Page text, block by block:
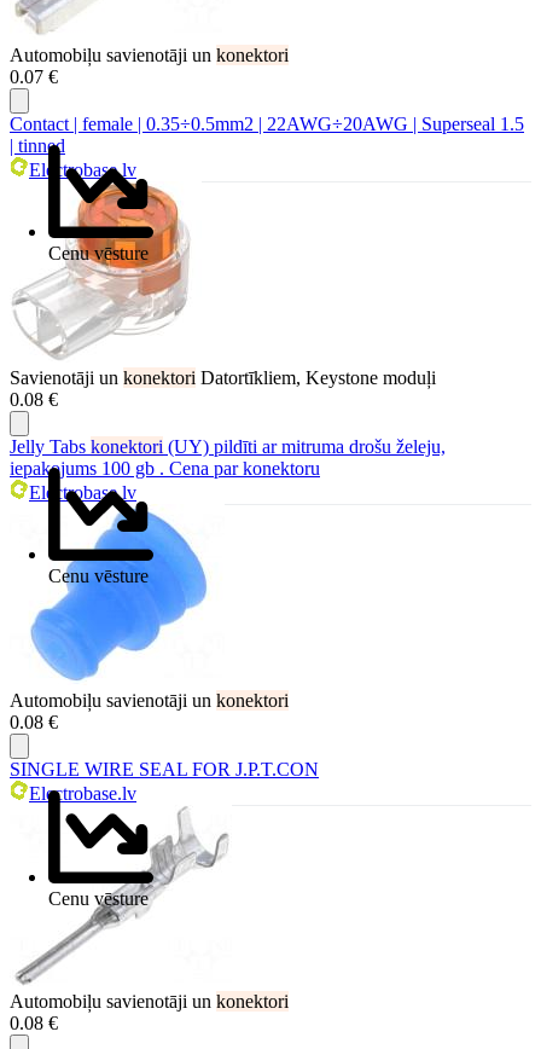
Automobiļu savienotāji un konektori
0.07 €
Cenu vēsture
Contact | female | 0.35÷0.5mm2 | 22AWG÷20AWG | Superseal 1.5
| tinned
Electrobase.lv
Savienotāji un konektori Datortīkliem, Keystone moduļi
0.08 €
Cenu vēsture
Jelly Tabs konektori (UY) pildīti ar mitruma drošu želeju,
iepakojums 100 gb . Cena par konektoru
Electrobase.lv
Automobiļu savienotāji un konektori
0.08 €
Cenu vēsture
SINGLE WIRE SEAL FOR J.P.T.CON
Electrobase.lv
Automobiļu savienotāji un konektori
0.08 €